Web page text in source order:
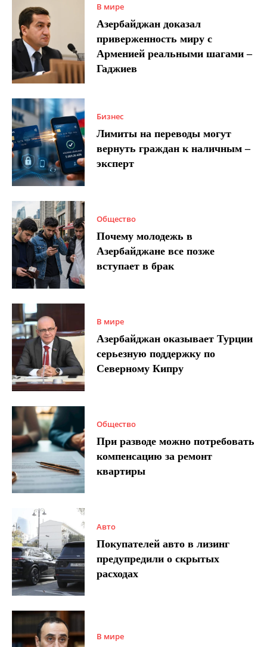
В мире
Азербайджан доказал
приверженность миру с
Арменией реальными шагами –
Гаджиев
Бизнес
Лимиты на переводы могут
вернуть граждан к наличным –
эксперт
Общество
Почему молодежь в
Азербайджане все позже
вступает в брак
В мире
Азербайджан оказывает Турции
серьезную поддержку по
Северному Кипру
Общество
При разводе можно потребовать
компенсацию за ремонт
квартиры
Авто
Покупателей авто в лизинг
предупредили о скрытых
расходах
В мире